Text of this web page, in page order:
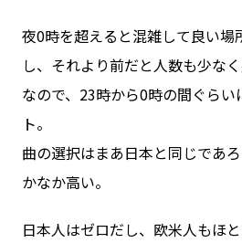
夜0時を超えると混雑して良い場
し、それより前だと人数も少な
なので、23時から0時の間ぐら
ト。
曲の選択はまあ日本と同じであ
かなか高い。
日本人はゼロだし、欧米人もほと